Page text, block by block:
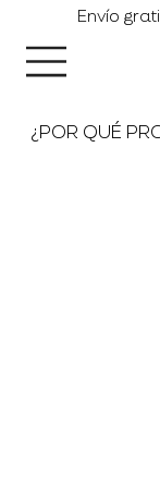
Envío
¿POR QUÉ